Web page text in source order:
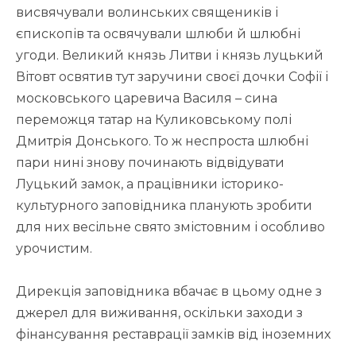
висвячували волинських священиків і
єпископів та освячували шлюби й шлюбні
угоди. Великий князь Литви і князь луцький
Вітовт освятив тут заручини своєї дочки Софії і
московського царевича Василя – сина
переможця татар на Куликовському полі
Дмитрія Донського. То ж неспроста шлюбні
пари нині знову починають відвідувати
Луцький замок, а працівники історико-
культурного заповідника планують зробити
для них весільне свято змістовним і особливо
урочистим.
Дирекція заповідника вбачає в цьому одне з
джерел для виживання, оскільки заходи з
фінансування реставрації замків від іноземних